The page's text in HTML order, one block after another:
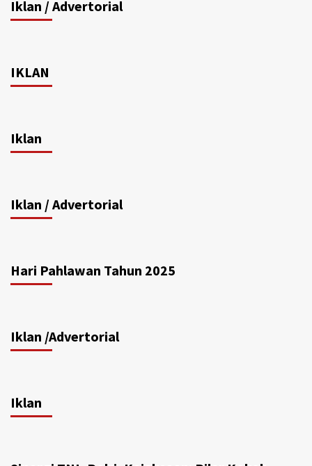
Iklan / Advertorial
IKLAN
Iklan
Iklan / Advertorial
Hari Pahlawan Tahun 2025
Iklan /Advertorial
Iklan